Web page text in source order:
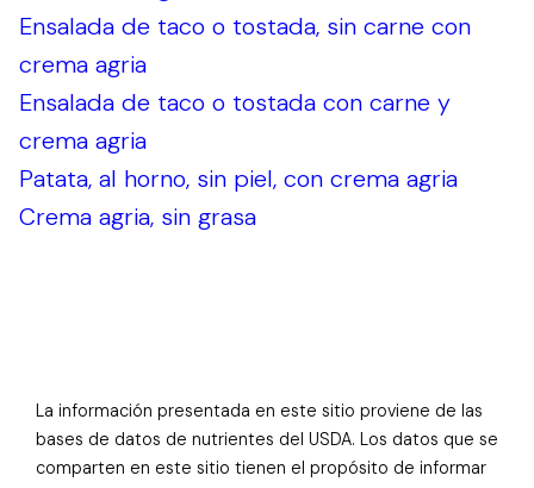
Ensalada de taco o tostada, sin carne con
crema agria
Ensalada de taco o tostada con carne y
crema agria
Patata, al horno, sin piel, con crema agria
Crema agria, sin grasa
La información presentada en este sitio proviene de las
bases de datos de nutrientes del USDA. Los datos que se
comparten en este sitio tienen el propósito de informar